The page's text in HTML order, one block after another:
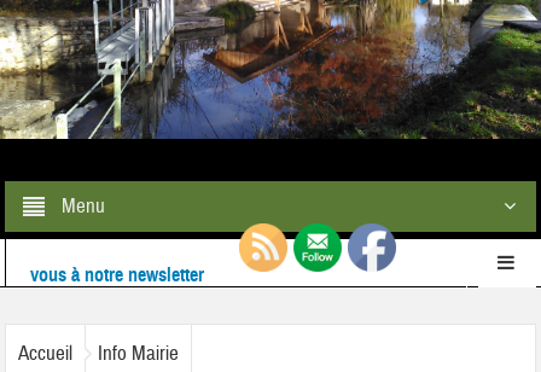
Menu
Retrouvez-nous également surFacebook
vous à notre newsletter
Accueil Info Mairie